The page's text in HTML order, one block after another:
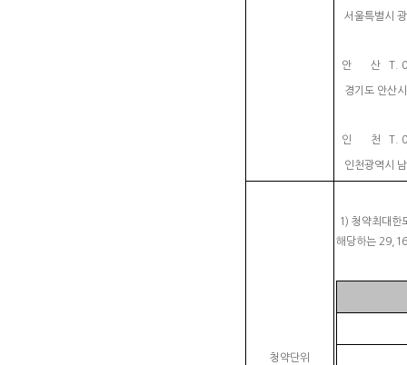
서울특별시
안 산 T.
경기도 안산
인 천 T.
인천광역시
청약단위
1) 청약최대한
해당하는